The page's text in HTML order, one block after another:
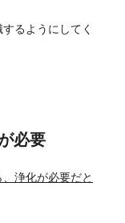
るようにしてく
必要
浄化が必要だと